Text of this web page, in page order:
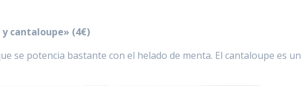
cantaloupe» (4€)
se potencia bastante con el helado de menta. El cantaloupe es un